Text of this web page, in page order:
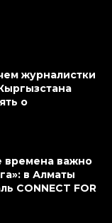
журналистки
о
времена важно
в Алматы
CONNECT FOR